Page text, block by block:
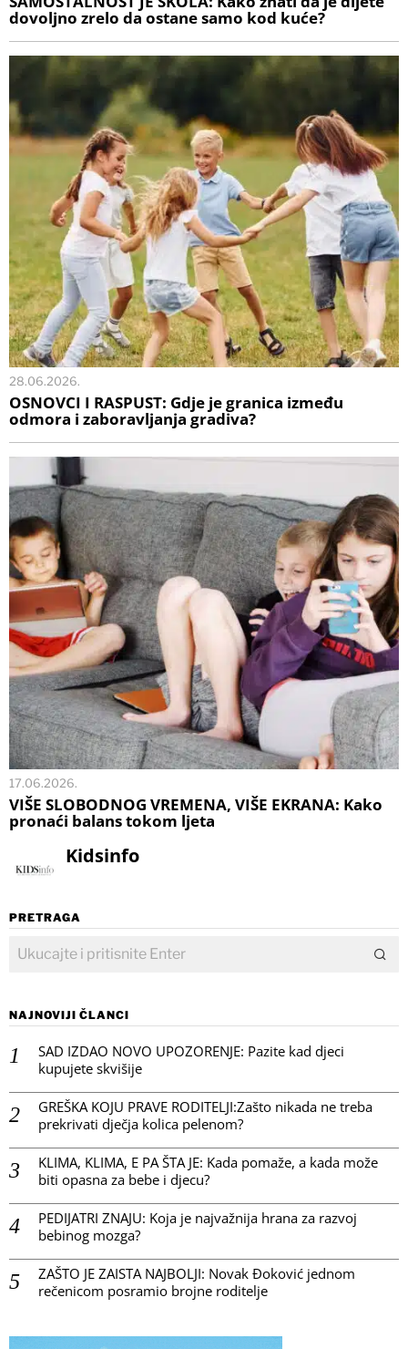
dovoljno zrelo da ostane samo kod kuće?
28.06.2026.
OSNOVCI I RASPUST: Gdje je granica između
odmora i zaboravljanja gradiva?
17.06.2026.
VIŠE SLOBODNOG VREMENA, VIŠE EKRANA: Kako
pronaći balans tokom ljeta
Kidsinfo
PRETRAGA
NAJNOVIJI ČLANCI
SAD IZDAO NOVO UPOZORENJE: Pazite kad djeci
kupujete skvišije
GREŠKA KOJU PRAVE RODITELJI:Zašto nikada ne treba
prekrivati dječja kolica pelenom?
KLIMA, KLIMA, E PA ŠTA JE: Kada pomaže, a kada može
biti opasna za bebe i djecu?
PEDIJATRI ZNAJU: Koja je najvažnija hrana za razvoj
bebinog mozga?
ZAŠTO JE ZAISTA NAJBOLJI: Novak Đoković jednom
rečenicom posramio brojne roditelje